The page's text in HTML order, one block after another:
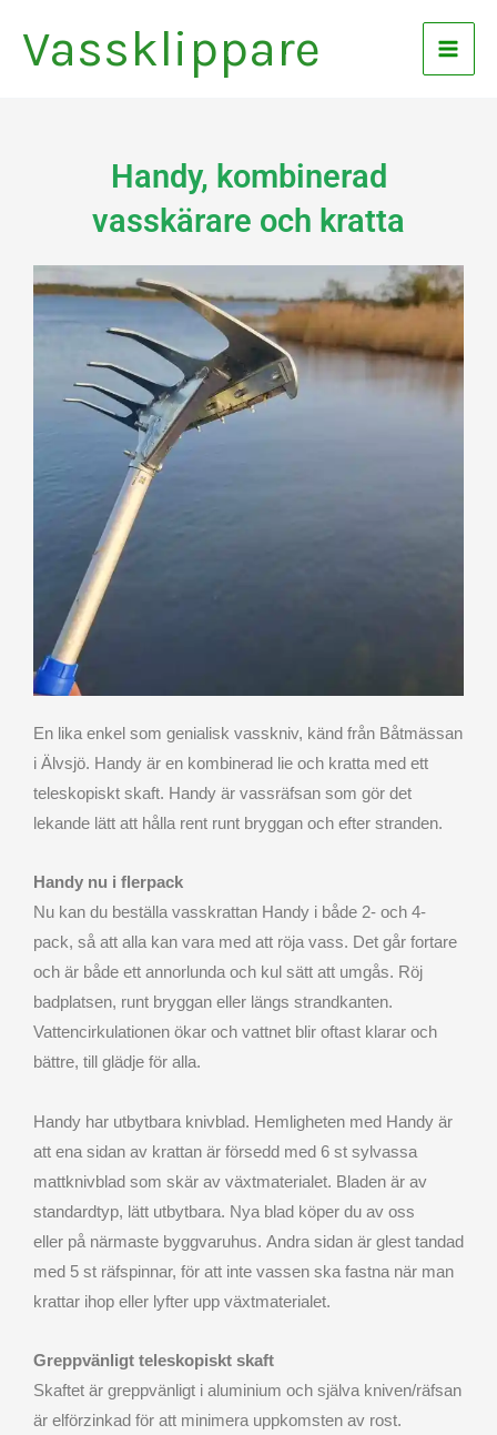
Vassklippare
Handy, kombinerad
vasskärare och kratta
En lika enkel som genialisk vasskniv, känd från Båtmässan
i Älvsjö. Handy är en kombinerad lie och kratta med ett
teleskopiskt skaft. Handy är vassräfsan som gör det
lekande lätt att hålla rent runt bryggan och efter stranden.
Handy nu i flerpack
Nu kan du beställa vasskrattan Handy i både 2- och 4-
pack, så att alla kan vara med att röja vass. Det går fortare
och är både ett annorlunda och kul sätt att umgås. Röj
badplatsen, runt bryggan eller längs strandkanten.
Vattencirkulationen ökar och vattnet blir oftast klarar och
bättre, till glädje för alla.
Handy har utbytbara knivblad. Hemligheten med Handy är
att ena sidan av krattan är försedd med 6 st sylvassa
mattknivblad som skär av växtmaterialet. Bladen är av
standardtyp, lätt utbytbara. Nya blad köper du av oss
eller på närmaste byggvaruhus. Andra sidan är glest tandad
med 5 st räfspinnar, för att inte vassen ska fastna när man
krattar ihop eller lyfter upp växtmaterialet.
Greppvänligt teleskopiskt skaft
Skaftet är greppvänligt i aluminium och själva kniven/räfsan
är elförzinkad för att minimera uppkomsten av rost.